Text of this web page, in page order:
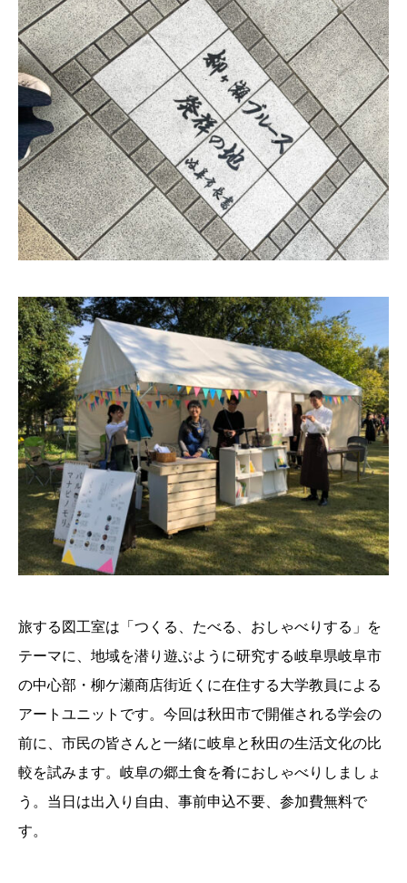
旅する図工室は「つくる、たべる、おしゃべりする」を
テーマに、地域を潜り遊ぶように研究する岐阜県岐阜市
の中心部・柳ケ瀬商店街近くに在住する大学教員による
アートユニットです。今回は秋田市で開催される学会の
前に、市民の皆さんと一緒に岐阜と秋田の生活文化の比
較を試みます。岐阜の郷土食を肴におしゃべりしましょ
う。当日は出入り自由、事前申込不要、参加費無料で
す。